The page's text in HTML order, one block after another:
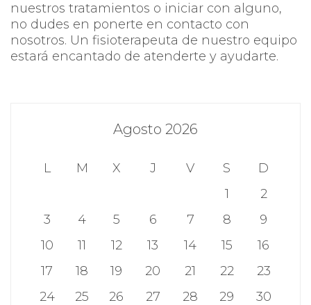
nuestros tratamientos o iniciar con alguno,
no dudes en ponerte en contacto con
nosotros. Un fisioterapeuta de nuestro equipo
estará encantado de atenderte y ayudarte.
Agosto 2026
L M X J V S
D
1
2
3
4 5 6 7 8
9
10
11 12 13 14 15
16
17
18 19 20 21 22
23
24
25 26 27 28 29
30